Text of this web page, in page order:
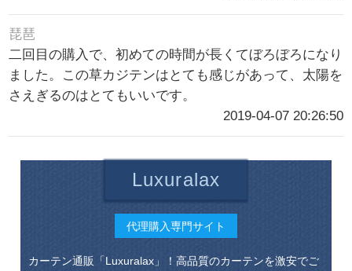
琵琶
二回目の購入で、初めての時間が長くてぼろぼろになり
ました。この草カジテンはとても感じがあって、太陽を
さえぎるのはとてもいいです。
2019-04-07 20:26:50
Luxuralax
代理購入専門サイト
カーテン通販「Luxuralax」！高品質のカーテンを激安でご